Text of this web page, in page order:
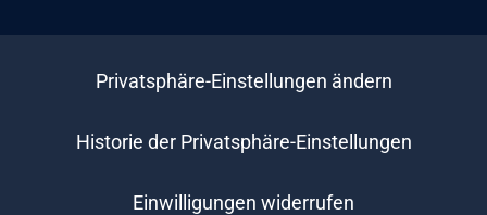
Privatsphäre-Einstellungen ändern
Historie der Privatsphäre-Einstellungen
Einwilligungen widerrufen